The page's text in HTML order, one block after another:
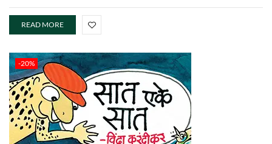
READ MORE
-20%